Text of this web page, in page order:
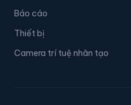
Báo cáo
Thiết bị
Camera trí tuệ nhân tạo